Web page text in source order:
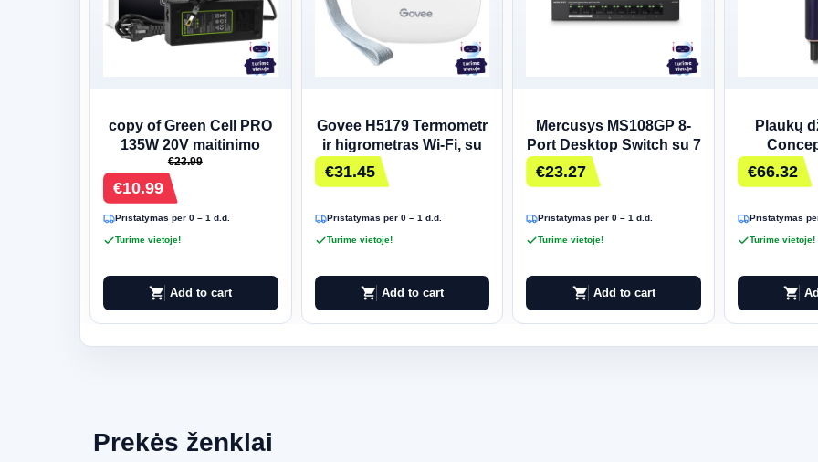
copy of Green Cell PRO
135W 20V maitinimo
šaltinis Lenovo (Slim-
€23.99
€10.99
Pristatymas per 0 – 1 d.d.
Turime vietoje!
shopping_cart Add to cart
Govee H5179 Termometr
ir higrometras Wi-Fi, su
ekranu
€31.45
Pristatymas per 0 – 1 d.d.
Turime vietoje!
shopping_cart Add to cart
Mercusys MS108GP 8-
Port Desktop Switch su 7
PoE+ Prievadais
€23.27
Pristatymas per 0 – 1 d.d.
Turime vietoje!
shopping_cart Add to cart
Plaukų
€66.32
Pristatymas
Turime vietoje!
shopping_cart
Prekės ženklai